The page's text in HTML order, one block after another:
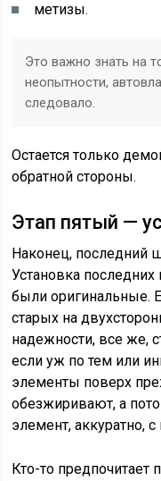
метизы.
Это важно знать на
неопытности,
следовало.
Остается только
обратной стороны.
Этап пятый —
Наконец, последний
Установка последних
были оригинальные.
старых на
надежности, все же,
если уж по тем или
элементы поверх
обезжиривают, а
элемент, аккуратно,
Кто-то предпочитает